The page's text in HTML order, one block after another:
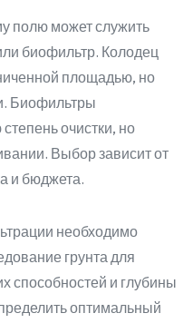
полю может служить
биофильтр. Колодец
площадью, но
Биофильтры
очистки, но
Выбор зависит от
и бюджета.
необходимо
грунта для
способностей и глубины
оптимальный